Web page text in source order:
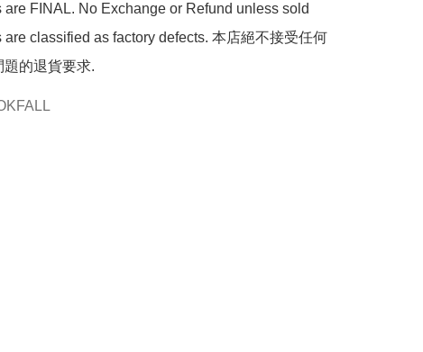
are FINAL. No Exchange or Refund unless sold
are classified as factory defects. 本店絕不接受任何
題的退貨要求.